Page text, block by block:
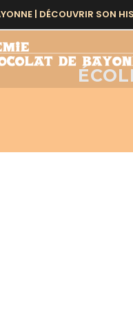
| DÉCOUVRIR SON